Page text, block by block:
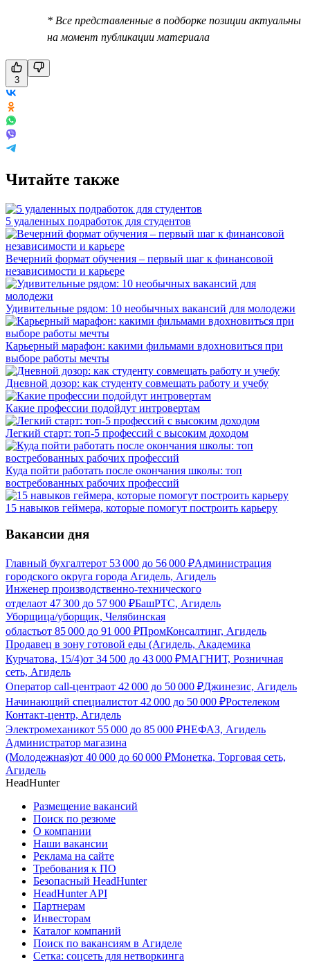
* Все представленные в подборке позиции актуальны
на момент публикации материала
3
Читайте также
5 удаленных подработок для студентов
Вечерний формат обучения – первый шаг к финансовой
независимости и карьере
Удивительные рядом: 10 необычных вакансий для молодежи
Карьерный марафон: какими фильмами вдохновиться при
выборе работы мечты
Дневной дозор: как студенту совмещать работу и учебу
Какие профессии подойдут интровертам
Легкий старт: топ-5 профессий с высоким доходом
Куда пойти работать после окончания школы: топ
востребованных рабочих профессий
15 навыков геймера, которые помогут построить карьеру
Вакансии дня
Главный бухгалтерот 53 000 до 56 000 ₽Администрация
городского округа города Агидель, Агидель
Инженер производственно-технического
отделаот 47 300 до 57 900 ₽БашРТС, Агидель
Уборщица/уборщик, Челябинская
областьот 85 000 до 91 000 ₽ПромКонсалтинг, Агидель
Продавец в зону готовой еды (Агидель, Академика
Курчатова, 15/4)от 34 500 до 43 000 ₽МАГНИТ, Розничная
сеть, Агидель
Оператор call-центраот 42 000 до 50 000 ₽Джинезис, Агидель
Начинающий специалистот 42 000 до 50 000 ₽Ростелеком
Контакт-центр, Агидель
Электромеханикот 55 000 до 85 000 ₽НЕФАЗ, Агидель
Администратор магазина
(Молодежная)от 40 000 до 60 000 ₽Монетка, Торговая сеть,
Агидель
HeadHunter
Размещение вакансий
Поиск по резюме
О компании
Наши вакансии
Реклама на сайте
Требования к ПО
Безопасный HeadHunter
HeadHunter API
Партнерам
Инвесторам
Каталог компаний
Поиск по вакансиям в Агиделе
Сетка: соцсеть для нетворкинга